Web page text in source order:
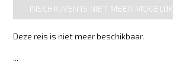
INSCHRIJVEN IS NIET MEER MOGELIJK
Deze reis is niet meer beschikbaar.
...